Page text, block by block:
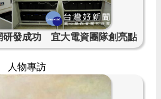
研發成功 宜大電資團隊創亮點
人物專訪